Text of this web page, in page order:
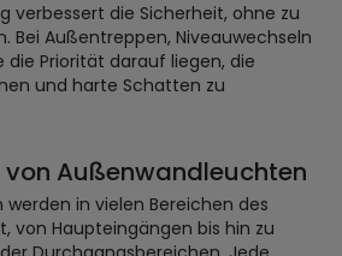
verbessert die Sicherheit, ohne zu
Bei Außentreppen, Niveauwechseln
die Priorität darauf liegen, die
und harte Schatten zu
Außenwandleuchten
in vielen Bereichen des
von Haupteingängen bis hin zu